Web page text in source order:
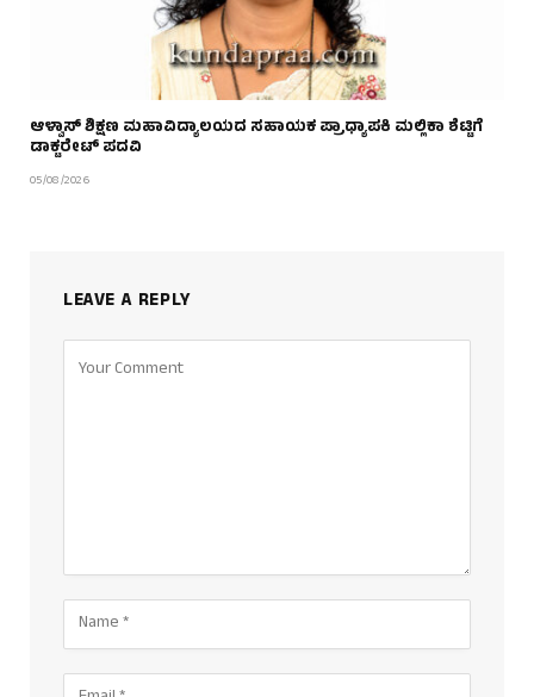
ಆಳ್ವಾಸ್ ಶಿಕ್ಷಣ ಮಹಾವಿದ್ಯಾಲಯದ ಸಹಾಯಕ ಪ್ರಾಧ್ಯಾಪಕಿ ಮಲ್ಲಿಕಾ ಶೆಟ್ಟಿಗೆ
ಡಾಕ್ಟರೇಟ್ ಪದವಿ
05/08/2026
LEAVE A REPLY